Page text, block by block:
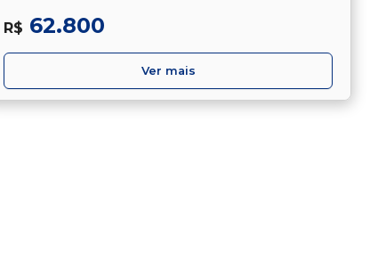
R$ 62.800
Ver mais